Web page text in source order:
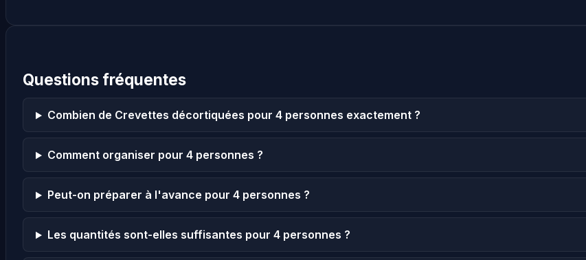
Questions fréquentes
Combien de Crevettes décortiquées pour 4 personnes exactement ?
Comment organiser pour 4 personnes ?
Peut-on préparer à l'avance pour 4 personnes ?
Les quantités sont-elles suffisantes pour 4 personnes ?